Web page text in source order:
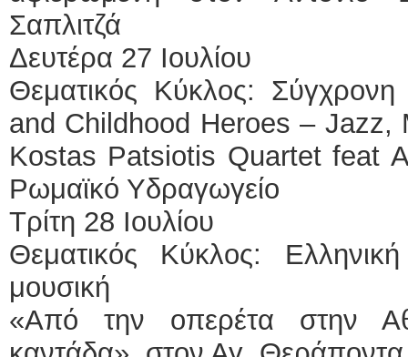
Σαπλιτζά
Δευτέρα 27 Ιουλίου
Θεματικός Κύκλος:
and Childhood Heroes – Jazz,
Kostas Patsiotis Quartet feat
Ρωμαϊκό Υδραγωγείο
Τρίτη 28 Ιουλίου
Θεματικός Κύκλος:
μουσική
«Από την οπερέτα στην